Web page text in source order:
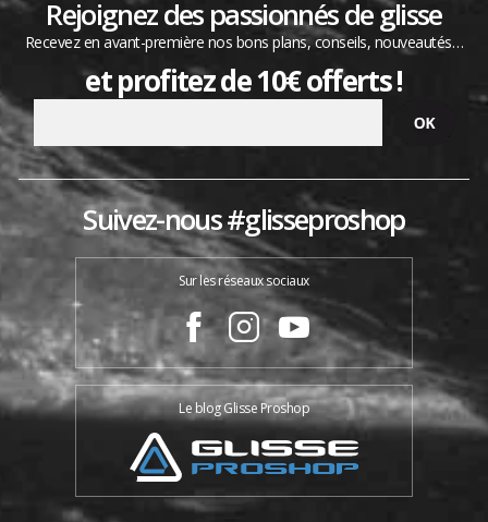
Rejoignez des passionnés de glisse
Recevez en avant-première nos bons plans, conseils, nouveautés…
et profitez de 10€ offerts !
Suivez-nous #glisseproshop
Sur les réseaux sociaux
Le blog Glisse Proshop